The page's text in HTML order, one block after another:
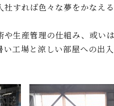
すれば色々な夢をかなえ
生産管理の仕組み、或い
工場と涼しい部屋への出